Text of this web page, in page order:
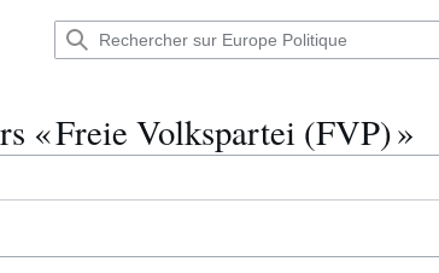
« Freie Volkspartei (FVP) »